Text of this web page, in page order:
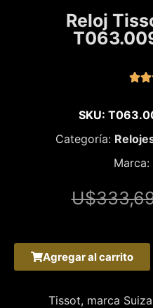
Reloj

SKU:
Categoría:
Marca:
U$
Agregar al carrito
Tissot, marca